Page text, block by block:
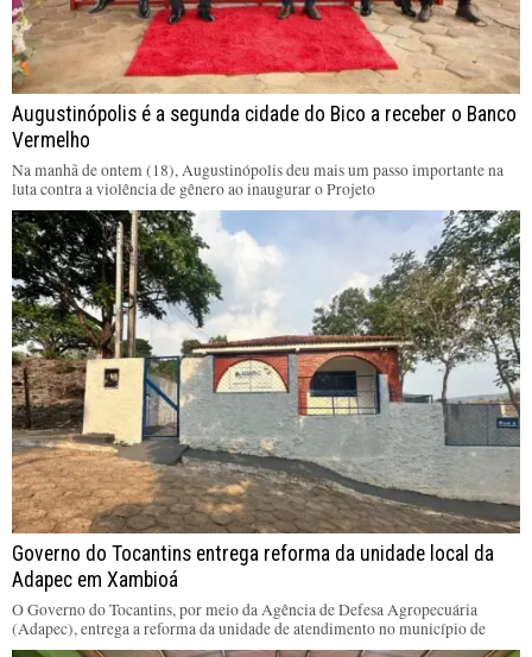
Augustinópolis é a segunda cidade do Bico a receber o Banco
Vermelho
Na manhã de ontem (18), Augustinópolis deu mais um passo importante na
luta contra a violência de gênero ao inaugurar o Projeto
Governo do Tocantins entrega reforma da unidade local da
Adapec em Xambioá
O Governo do Tocantins, por meio da Agência de Defesa Agropecuária
(Adapec), entrega a reforma da unidade de atendimento no município de